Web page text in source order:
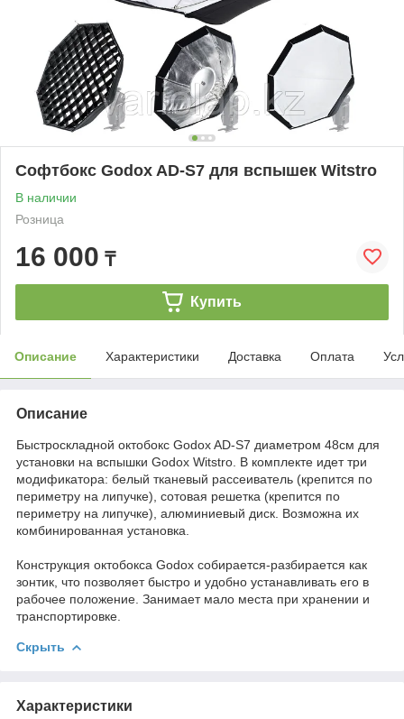
Софтбокс Godox AD-S7 для вспышек Witstro
В наличии
Розница
16 000 ₸
Купить
Описание Характеристики Доставка Оплата
Описание
Быстроскладной октобокс Godox AD-S7 диаметром 48см для
установки на вспышки Godox Witstro. В комплекте идет три
модификатора: белый тканевый рассеиватель (крепится по
периметру на липучке), сотовая решетка (крепится по
периметру на липучке), алюминиевый диск. Возможна их
комбинированная установка.
Конструкция октобокса Godox собирается-разбирается как
зонтик, что позволяет быстро и удобно устанавливать его в
рабочее положение. Занимает мало места при хранении и
транспортировке.
Скрыть
Характеристики